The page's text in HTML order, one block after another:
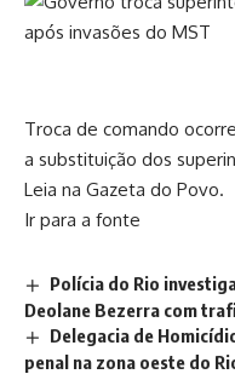
Troca de comando
a substituição dos
Leia na Gazeta do Povo.
Ir para a fonte
Polícia do Rio
Deolane Bezerra com
Delegacia de
penal na zona oeste do